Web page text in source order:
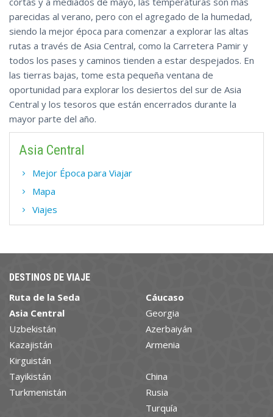
parecidas al verano, pero con el agregado de la humedad,
siendo la mejor época para comenzar a explorar las altas
rutas a través de Asia Central, como la Carretera Pamir y
todos los pases y caminos tienden a estar despejados. En
las tierras bajas, tome esta pequeña ventana de
oportunidad para explorar los desiertos del sur de Asia
Central y los tesoros que están encerrados durante la
mayor parte del año.
Asia Central
Mejor Época para Viajar
Mapa
Viajes
DESTINOS DE VIAJE
Ruta de la Seda
Asia Central
Uzbekistán
Kazajistán
Kirguistán
Tayikistán
Turkmenistán
Cáucaso
Georgia
Azerbaiyán
Armenia
China
Rusia
Turquía